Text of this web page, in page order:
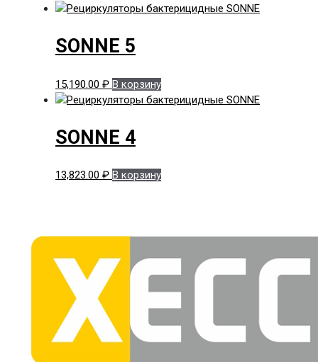
SONNE 5
15,190.00 ₽ В корзину
SONNE 4
13,823.00 ₽ В корзину